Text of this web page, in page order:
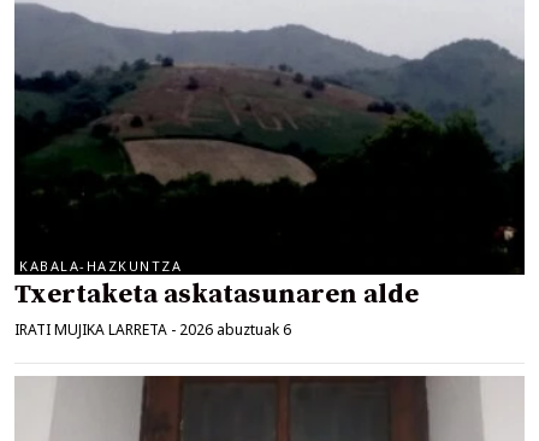
KABALA-HAZKUNTZA
Txertaketa askatasunaren alde
IRATI MUJIKA LARRETA - 2026 abuztuak 6